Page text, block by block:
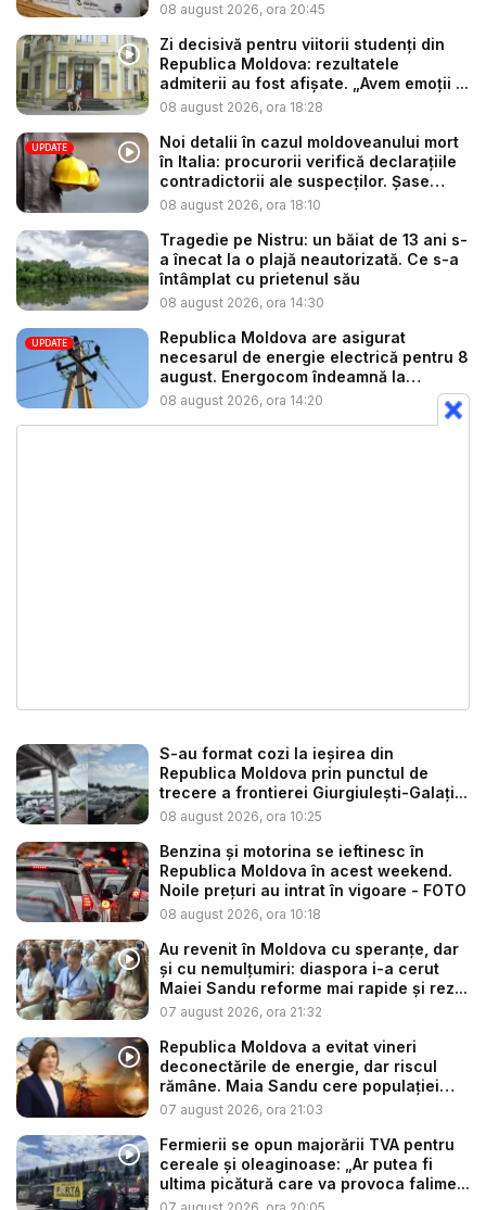
08 august 2026, ora 20:45
Zi decisivă pentru viitorii studenți din
Republica Moldova: rezultatele
admiterii au fost afișate. „Avem emoții ...
08 august 2026, ora 18:28
UPDATE
Noi detalii în cazul moldoveanului mort
în Italia: procurorii verifică declarațiile
contradictorii ale suspecților. Șase
per...
08 august 2026, ora 18:10
Tragedie pe Nistru: un băiat de 13 ani s-
a înecat la o plajă neautorizată. Ce s-a
întâmplat cu prietenul său
08 august 2026, ora 14:30
UPDATE
Republica Moldova are asigurat
necesarul de energie electrică pentru 8
august. Energocom îndeamnă la
consu...
08 august 2026, ora 14:20
S-au format cozi la ieșirea din
Republica Moldova prin punctul de
trecere a frontierei Giurgiulești-Galați...
08 august 2026, ora 10:25
Benzina și motorina se ieftinesc în
Republica Moldova în acest weekend.
Noile prețuri au intrat în vigoare - FOTO
08 august 2026, ora 10:18
Au revenit în Moldova cu speranțe, dar
și cu nemulțumiri: diaspora i-a cerut
Maiei Sandu reforme mai rapide și rez...
07 august 2026, ora 21:32
Republica Moldova a evitat vineri
deconectările de energie, dar riscul
rămâne. Maia Sandu cere populației
să...
07 august 2026, ora 21:03
Fermierii se opun majorării TVA pentru
cereale și oleaginoase: „Ar putea fi
ultima picătură care va provoca falime...